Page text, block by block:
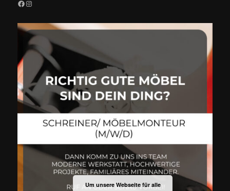
Facebook
Instagram
Um unsere Webseite für alle